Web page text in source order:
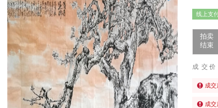
线上支
拍卖
结束
成 交 价
成
成